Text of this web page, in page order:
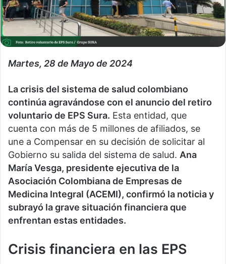
Martes, 28 de Mayo de 2024
La crisis del sistema de salud colombiano
continúa agravándose con el anuncio del retiro
voluntario de EPS Sura. Esta entidad, que
cuenta con más de 5 millones de afiliados, se
une a Compensar en su decisión de solicitar al
Gobierno su salida del sistema de salud. Ana
María Vesga, presidente ejecutiva de la
Asociación Colombiana de Empresas de
Medicina Integral (ACEMI), confirmó la noticia y
subrayó la grave situación financiera que
enfrentan estas entidades.
Crisis financiera en las EPS